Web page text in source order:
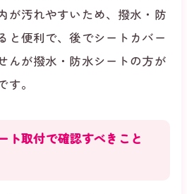
が汚れやすいため、撥水・防
と便利で、後でシートカバー
んが撥水・防水シートの方が
。
ト取付で確認すべきこと